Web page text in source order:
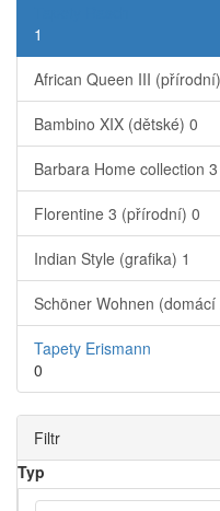
1
African Queen III (přírodní)
Bambino XIX (dětské) 0
Barbara Home collection
Florentine 3 (přírodní) 0
Indian Style (grafika) 1
Schöner Wohnen (domácí
Tapety Erismann
0
Filtr
Typ